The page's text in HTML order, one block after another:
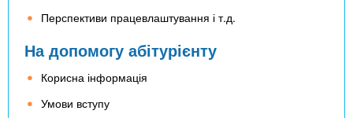
Перспективи працевлаштування і т.д.
На допомогу абітурієнту
Корисна інформація
Умови вступу